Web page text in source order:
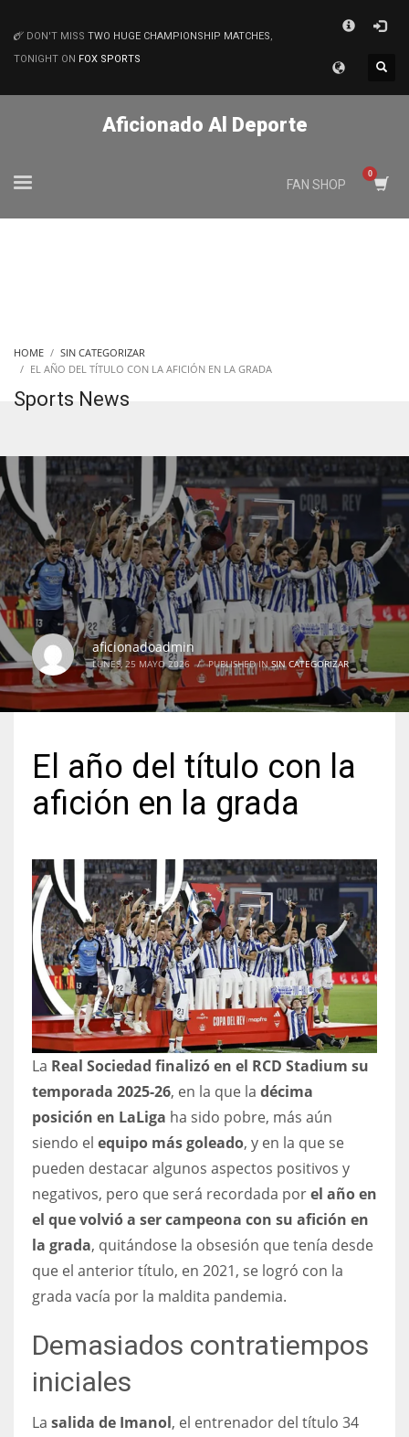
MATCHES
NYJ
3
ATL
24
IND
34
MIN
6
20
NE
16
DON'T MISS TWO HUGE CHAMPIONSHIP MATCHES,
TONIGHT ON FOX SPORTS
Aficionado Al Deporte
FAN SHOP
HOME
SIN CATEGORIZAR
EL AÑO DEL TÍTULO CON LA AFICIÓN EN LA GRADA
Sports News
aficionadoadmin
LUNES, 25 MAYO 2026 / PUBLISHED INSIN CATEGORIZAR
El año del título con la
afición en la grada
La Real Sociedad finalizó en el RCD Stadium su
temporada 2025-26, en la que la décima
posición en LaLiga ha sido pobre, más aún
siendo el equipo más goleado, y en la que se
pueden destacar algunos aspectos positivos y
negativos, pero que será recordada porel año en
el que volvió a ser campeona con su afición en
la grada, quitándose la obsesión que tenía desde
que el anterior título, en 2021, se logró con la
grada vacía por la maldita pandemia.
Demasiados contratiempos
iniciales
La salida de Imanol, el entrenador del título 34